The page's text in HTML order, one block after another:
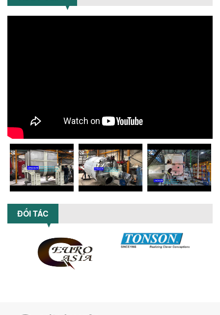
GIÁ RẺ CHO NGÀNH HÓA CHẤT?
KHUẤY 3 TRỤC CÔNG SUẤT LỚN
Tối ưu năng suất và tiết kiệm chi phí
hiệu quả với máy khuấy 3 trục công
suất lớn – giải pháp khuấy trộn...
NHỮNG LỖI THƯỜNG GẶP KHI VẬN HÀNH
khắc phục hiệu quả giúp doanh
nghiệp...
ĐỐI TÁC